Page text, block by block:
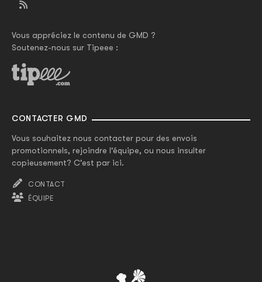
Vous appréciez le contenu de GMD ?
Soutenez-nous sur Tipeee :
CONTACTER GMD
Vous souhaitez nous contacter pour des envois
promotionnels, rejoindre l'équipe, ou nous insulter
copieusement? C'est par ici.
CONTACT
ÉQUIPE